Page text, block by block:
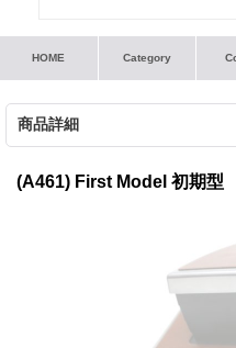
HOME Category
商品詳細
(A461) First Model 初期型